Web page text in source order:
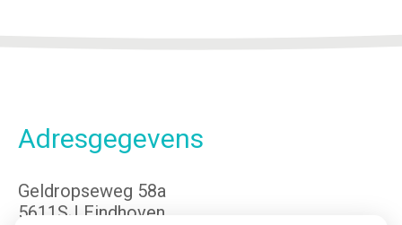
Adresgegevens
Geldropseweg 58a
5611SJ Eindhoven